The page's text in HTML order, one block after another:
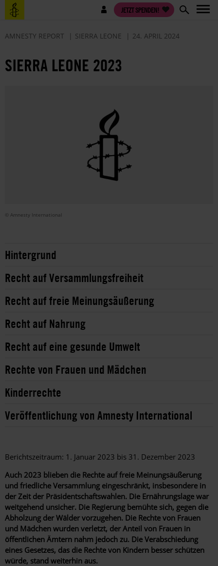
Direkt
zum
Benutzermenü JETZT SPENDEN!
AMNESTY REPORT SIERRA LEONE 24. APRIL 2024
SIERRA LEONE 2023
© Amnesty International
Hintergrund
Recht auf Versammlungsfreiheit
Recht auf freie Meinungsäußerung
Recht auf Nahrung
Recht auf eine gesunde Umwelt
Rechte von Frauen und Mädchen
Kinderrechte
Veröffentlichung von Amnesty International
Berichtszeitraum: 1. Januar 2023 bis 31. Dezember 2023
Auch 2023 blieben die Rechte auf freie Meinungsäußerung
und friedliche Versammlung eingeschränkt, insbesondere in
der Zeit der Präsidentschaftswahlen. Die Ernährungslage war
weitgehend unsicher. Die Regierung bemühte sich, gegen die
Abholzung der Wälder vorzugehen. Die Rechte von Frauen
und Mädchen wurden verletzt, der Anteil von Frauen in
öffentlichen Ämtern nahm jedoch zu. Die Verabschiedung
eines Gesetzes, das die Rechte von Kindern besser schützen
würde, stand weiterhin aus.